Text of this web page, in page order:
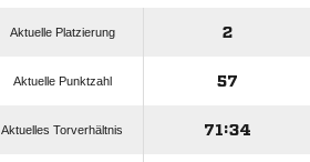
Aktuelle Platzierung 2
Aktuelle Punktzahl 57
Aktuelles Torverhältnis 71:34